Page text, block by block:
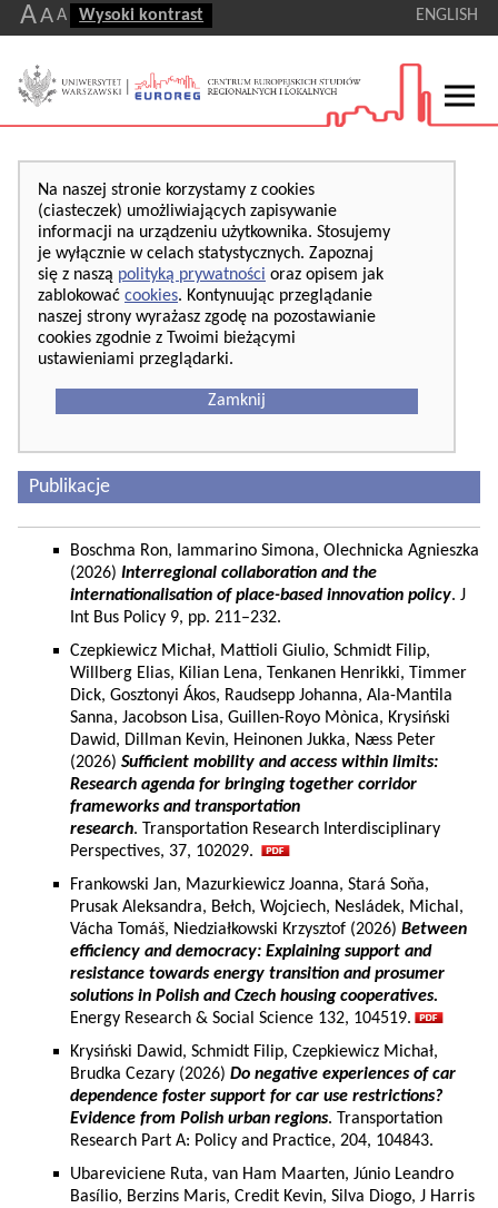
AA A Wysoki kontrast ENGLISH
Na naszej stronie korzystamy z cookies
(ciasteczek) umożliwiających zapisywanie
informacji na urządzeniu użytkownika. Stosujemy
je wyłącznie w celach statystycznych. Zapoznaj
się z naszą polityką prywatności oraz opisem jak
zablokować cookies. Kontynuując przeglądanie
naszej strony wyrażasz zgodę na pozostawianie
cookies zgodnie z Twoimi bieżącymi
ustawieniami przeglądarki.
Zamknij
Publikacje
Boschma Ron, Iammarino Simona, Olechnicka Agnieszka
(2026) Interregional collaboration and the
internationalisation of place-based innovation policy. J
Int Bus Policy 9, pp. 211–232.
Czepkiewicz Michał, Mattioli Giulio, Schmidt Filip,
Willberg Elias, Kilian Lena, Tenkanen Henrikki, Timmer
Dick, Gosztonyi Ákos, Raudsepp Johanna, Ala-Mantila
Sanna, Jacobson Lisa, Guillen-Royo Mònica, Krysiński
Dawid, Dillman Kevin, Heinonen Jukka, Næss Peter
(2026) Sufficient mobility and access within limits:
Research agenda for bringing together corridor
frameworks and transportation
research. Transportation Research Interdisciplinary
Perspectives, 37, 102029.
Frankowski Jan, Mazurkiewicz Joanna, Stará Soňa,
Prusak Aleksandra, Bełch, Wojciech, Nesládek, Michal,
Vácha Tomáš, Niedziałkowski Krzysztof (2026) Between
efficiency and democracy: Explaining support and
resistance towards energy transition and prosumer
solutions in Polish and Czech housing cooperatives.
Energy Research & Social Science 132, 104519.
Krysiński Dawid, Schmidt Filip, Czepkiewicz Michał,
Brudka Cezary (2026) Do negative experiences of car
dependence foster support for car use restrictions?
Evidence from Polish urban regions. Transportation
Research Part A: Policy and Practice, 204, 104843.
Ubareviciene Ruta, van Ham Maarten, Júnio Leandro
Basílio, Berzins Maris, Credit Kevin, Silva Diogo, J Harris